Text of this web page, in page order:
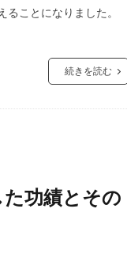
ことになりました。
続きを読む
功績とその